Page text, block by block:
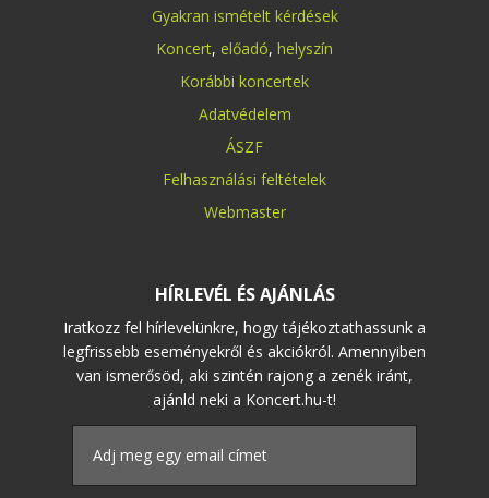
Gyakran ismételt kérdések
Koncert, előadó, helyszín
Korábbi koncertek
Adatvédelem
ÁSZF
Felhasználási feltételek
Webmaster
HÍRLEVÉL ÉS AJÁNLÁS
Iratkozz fel hírlevelünkre, hogy tájékoztathassunk a
legfrissebb eseményekről és akciókról. Amennyiben
van ismerősöd, aki szintén rajong a zenék iránt,
ajánld neki a Koncert.hu-t!